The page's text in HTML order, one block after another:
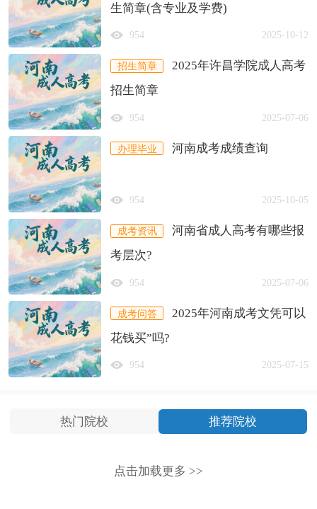
生简章(含专业及学费)
954 2025-10-12
招生简章
2025年许昌学院成人高考
招生简章
954 2025-07-06
办理毕业 河南成考成绩查询
954 2025-10-05
成考资讯
河南省成人高考有哪些报
考层次?
954 2025-07-06
成考问答
2025年河南成考文凭可以
花钱买”吗?
954 2025-07-15
热门院校 推荐院校
点击加载更多 >>